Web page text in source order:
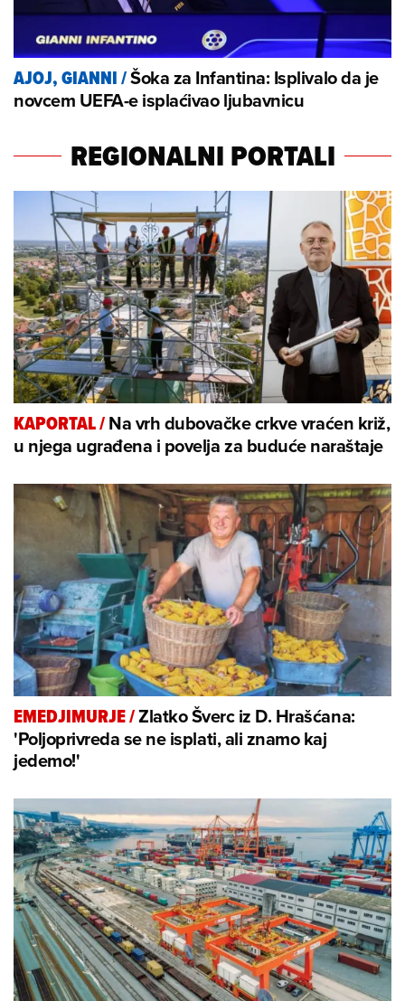
AJOJ, GIANNI/Šoka za Infantina: Isplivalo da je
novcem UEFA-e isplaćivao ljubavnicu
REGIONALNI PORTALI
KAPORTAL/Na vrh dubovačke crkve vraćen križ,
u njega ugrađena i povelja za buduće naraštaje
EMEDJIMURJE/Zlatko Šverc iz D. Hrašćana:
'Poljoprivreda se ne isplati, ali znamo kaj
jedemo!'